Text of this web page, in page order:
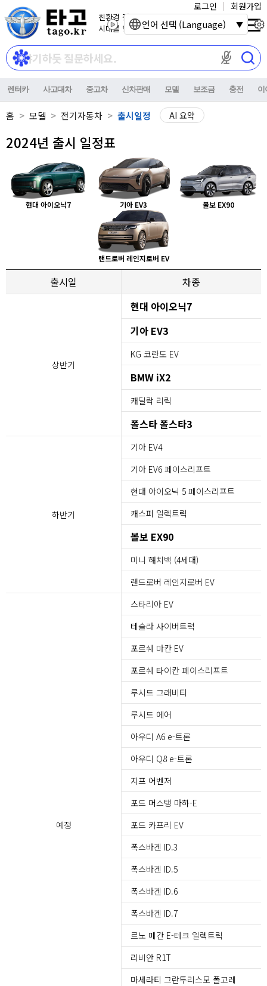
친환경 전기자동차
시대를 열어갑니다.
마이크 권한이
로그인 회원가입
렌터카 사고대차 중고차 신차판매 모델 보조금 충전 이
홈 모델 전기자동차 출시일정 AI 요약
2024년 출시 일정표
현대 아이오닉7 기아 EV3 볼보 EX90
랜드로버 레인지로버 EV
출시일 차종
상반기
현대 아이오닉7
기아 EV3
KG 코란도 EV
BMW iX2
캐딜락 리릭
폴스타 폴스타3
하반기
기아 EV4
기아 EV6 페이스리프트
현대 아이오닉 5 페이스리프트
캐스퍼 일렉트릭
볼보 EX90
미니 해치백 (4세대)
랜드로버 레인지로버 EV
예정
스타리아 EV
테슬라 사이버트럭
포르쉐 마칸 EV
포르쉐 타이칸 페이스리프트
루시드 그래비티
루시드 에어
아우디 A6 e-트론
아우디 Q8 e-트론
지프 어벤저
포드 머스탱 마하-E
포드 카프리 EV
폭스바겐 ID.3
폭스바겐 ID.5
폭스바겐 ID.6
폭스바겐 ID.7
르노 메간 E-테크 일렉트릭
리비안 R1T
마세라티 그란투리스모 폴고레
언어 선택 (Language)